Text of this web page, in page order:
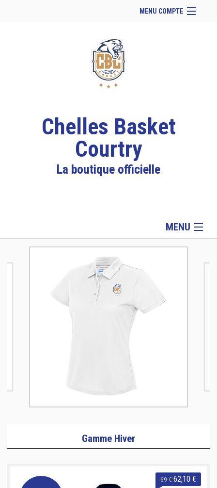
MENU COMPTE
Site Web du club
Facebook
Se connecter
Panier (vide
Chelles Basket
Courtry
La boutique officielle
MENU
Hiver
Rentrée
Officiel
Griffes
Informations
Gamme Hiver
69 €62,10 €